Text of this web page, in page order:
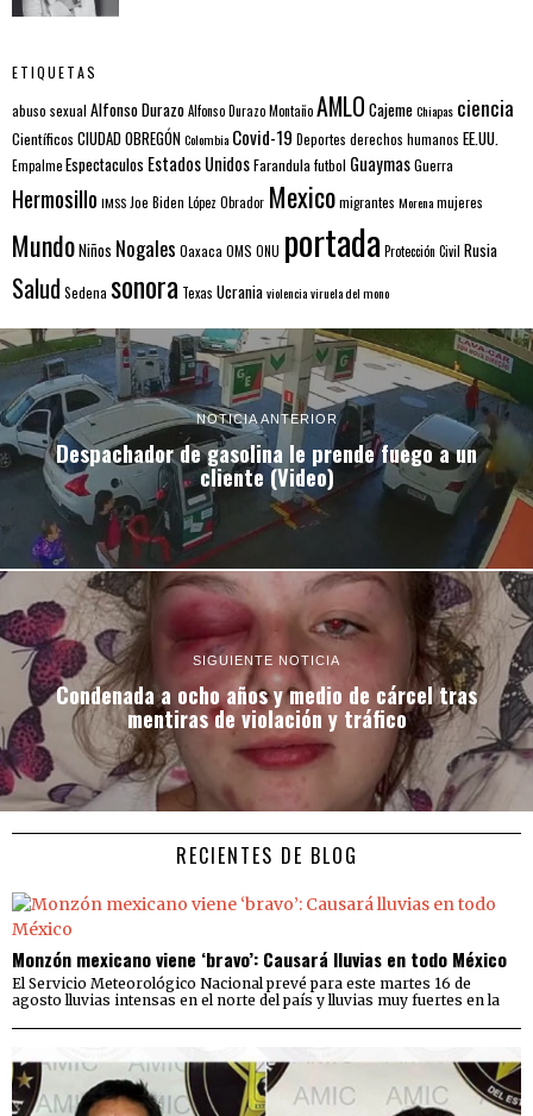
ETIQUETAS
abuso sexual Alfonso DurazoAlfonso Durazo MontañoAMLO CajemeChiapas ciencia
Científicos CIUDAD OBREGÓNColombia Covid-19 Deportes derechos humanos EE.UU.
EmpalmeEspectaculos Estados UnidosFarandulafutbol GuaymasGuerra
Hermosillo IMSSJoe Biden López Obrador Mexicomigrantes Morenamujeres
MundoNiños Nogales Oaxaca OMS ONU portada Protección Civil Rusia
Salud Sedena sonora Texas Ucraniaviolenciaviruela del mono
NOTICIA ANTERIOR
Despachador de gasolina le prende fuego a un
cliente (Video)
SIGUIENTE NOTICIA
Condenada a ocho años y medio de cárcel tras
mentiras de violación y tráfico
RECIENTES DE BLOG
Monzón mexicano viene ‘bravo’: Causará lluvias en todo México
El Servicio Meteorológico Nacional prevé para este martes 16 de
agosto lluvias intensas en el norte del país y lluvias muy fuertes en la